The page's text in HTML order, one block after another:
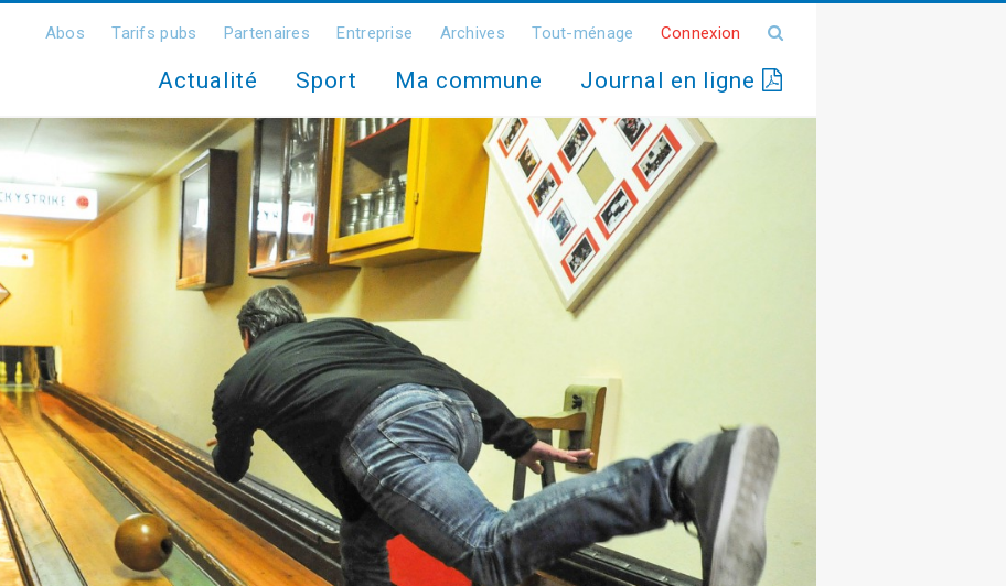
Abos Tarifs pubs Partenaires Entreprise Archives Tout-ménage Connexion
Actualité Sport Ma commune Journal en ligne